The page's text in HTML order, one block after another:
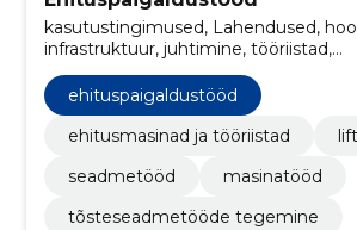
kasutustingimused, Lahendused,
infrastruktuur, juhtimine, tööriistad,
moderniseerimine, Teenindus,
ehituspaigaldustööd
ehitusmasinad ja tööriistad
seadmetööd
masinatööd
tõsteseadmetööde tegemine